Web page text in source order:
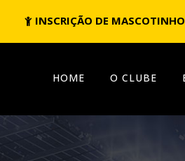
INSCRIÇÃO DE MASCOTINHO
HOME O CLUBE